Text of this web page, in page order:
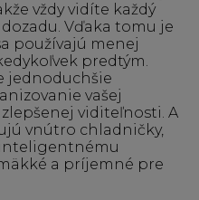
vždy vidíte každý
Vďaka tomu je
používajú menej
predtým.
jednoduchšie
vašej
viditeľnosti. A
vnútro chladničky,
inteligentnému
a príjemné pre